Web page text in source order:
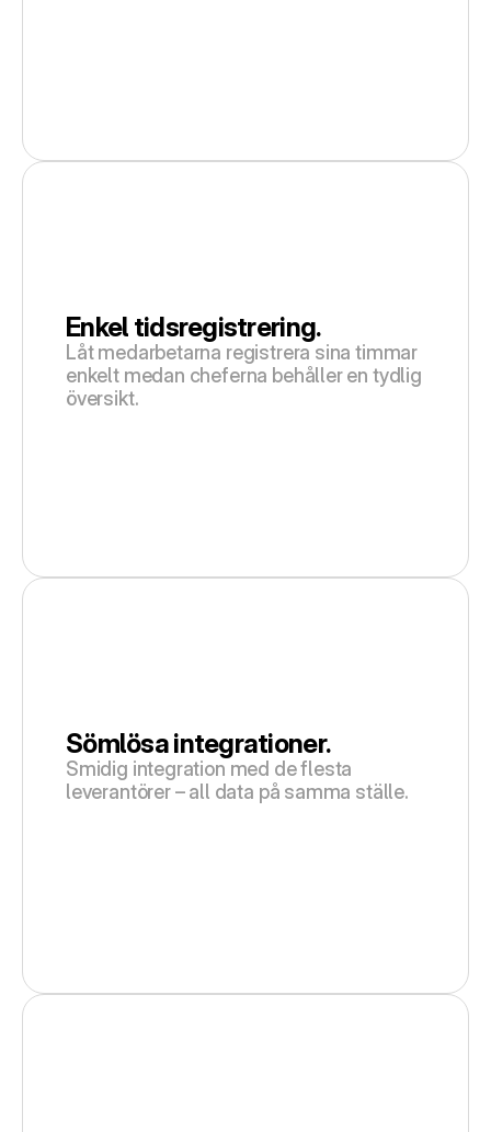
Enkel tidsregistrering.
Låt medarbetarna registrera sina timmar
enkelt medan cheferna behåller en tydlig
översikt.
Sömlösa integrationer.
Smidig integration med de flesta
leverantörer – all data på samma ställe.